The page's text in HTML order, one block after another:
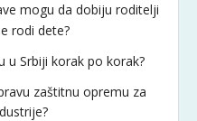
mogu da dobiju roditelji
rodi dete?
u Srbiji korak po korak?
zaštitnu opremu za